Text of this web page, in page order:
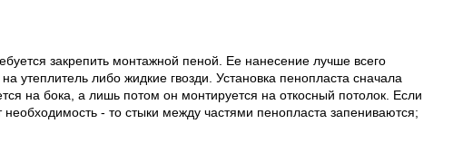
закрепить монтажной пеной. Ее нанесение лучше всего
на утеплитель либо жидкие гвозди. Установка пенопласта сначала
на бока, а лишь потом он монтируется на откосный потолок. Если
необходимость - то стыки между частями пенопласта запениваются;